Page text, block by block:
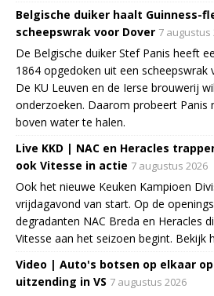
Belgische duiker haalt Guinness-
scheepswrak voor Dover 7 augustus
De Belgische duiker Stef Panis heeft
1864 opgedoken uit een
De KU Leuven en de Ierse brouwerij
onderzoeken. Daarom probeert Panis
boven water te halen.
Live KKD | NAC en Heracles
ook Vitesse in actie 7 augustus 2026
Ook het nieuwe Keuken Kampioen
vrijdagavond van start. Op de
degradanten NAC Breda en Heracles
Vitesse aan het seizoen begint. Bekijk
Video | Auto's botsen op elkaar
uitzending in VS 7 augustus 2026